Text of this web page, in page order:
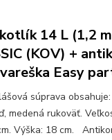
14 L (1,2
(KOV) +
Easy
súprava
medená rukoväť.
Výška: 18 cm.